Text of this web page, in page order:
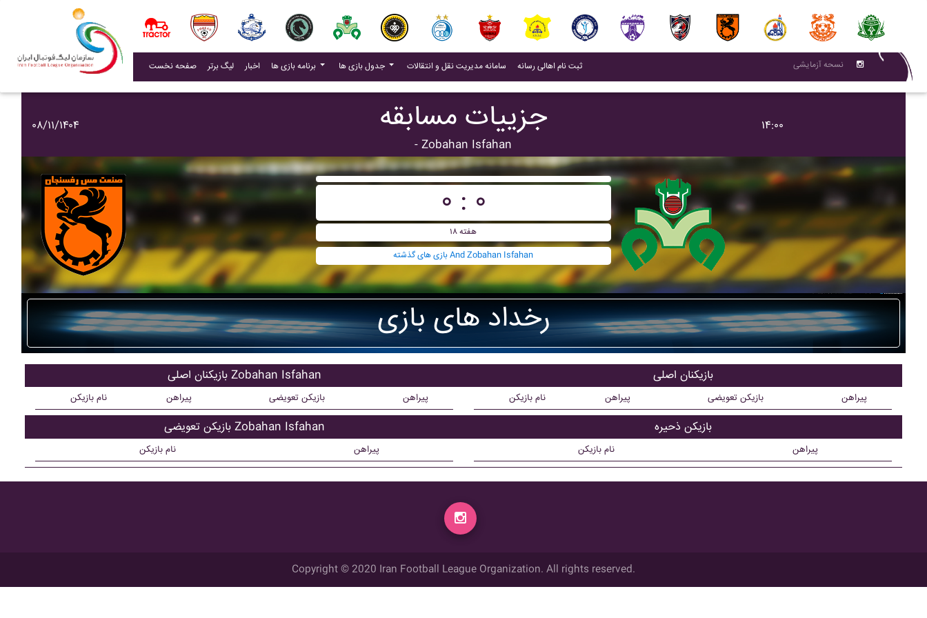
صفحه نخست لیگ برتر اخبار(current) برنامه بازی ها جدول بازی ها سامانه مدیریت نقل و انتقالات (current)
ثبت نام اهالی رسانه(current) نسحه آزمایشی
۰۸/۱۱/۱۴۰۴ جزییات مسابقه
- Zobahan Isfahan
۱۴:۰۰
۰ : ۰
هفته ۱۸
بازی های گذشته And Zobahan Isfahan
رخداد های بازی
بازیکنان اصلی Zobahan Isfahan
نام بازیکن پیراهن بازیکن تعویضی پیراهن
بازیکن تعویضی Zobahan Isfahan
نام بازیکن پیراهن
بازیکنان اصلی
نام بازیکن پیراهن بازیکن تعویضی پیراهن
بازیکن ذحیره
نام بازیکن پیراهن
Copyright © 2020 Iran Football League Organization. All rights reserved.